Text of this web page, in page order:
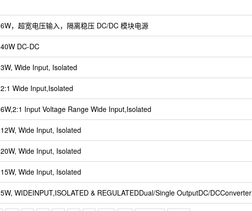
6W，超宽电压输入，隔离稳压 DC/DC 模块电源
40W DC-DC
3W, Wide Input, Isolated
2:1 Wide Input,Isolated
6W,2:1 Input Voltage Range Wide Input,Isolated
12W, Wide Input, Isolated
20W, Wide Input, Isolated
15W, Wide Input, Isolated
5W, WIDEINPUT,ISOLATED & REGULATEDDual/Single OutputDC/DCConverter